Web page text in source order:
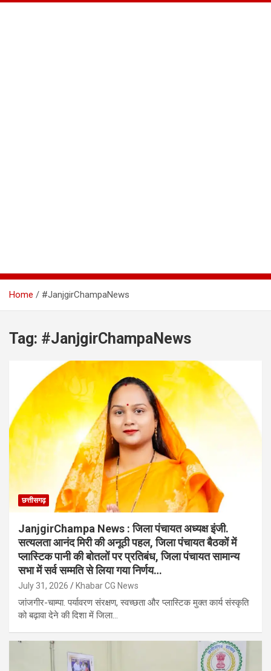
Home #JanjgirChampaNews
Tag: #JanjgirChampaNews
छत्तीसगढ़
JanjgirChampa News : जिला पंचायत अध्यक्ष इंजी.
सत्यलता आनंद मिरी की अनूठी पहल, जिला पंचायत बैठकों में
प्लास्टिक पानी की बोतलों पर प्रतिबंध, जिला पंचायत सामान्य
सभा में सर्व सम्मति से लिया गया निर्णय…
July 31, 2026 Khabar CG News
जांजगीर-चाम्पा. पर्यावरण संरक्षण, स्वच्छता और प्लास्टिक मुक्त कार्य संस्कृति
को बढ़ावा देने की दिशा में जिला…